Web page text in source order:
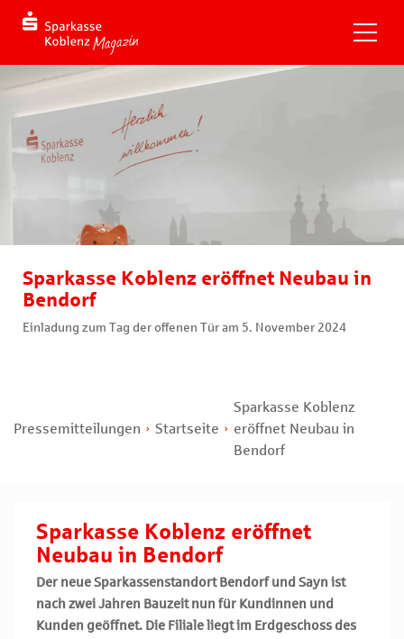
Sparkasse Koblenz eröffnet Neubau in
Bendorf
Einladung zum Tag der offenen Tür am 5. November 2024
Pressemitteilungen Startseite
Sparkasse Koblenz
eröffnet Neubau in
Bendorf
Sparkasse Koblenz eröffnet
Neubau in Bendorf
Der neue Sparkassenstandort Bendorf und Sayn ist
nach zwei Jahren Bauzeit nun für Kundinnen und
Kunden geöffnet. Die Filiale liegt im Erdgeschoss des